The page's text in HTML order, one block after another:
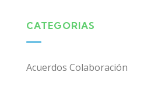
CATEGORIAS
Acuerdos Colaboración